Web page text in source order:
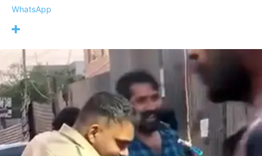
WhatsApp